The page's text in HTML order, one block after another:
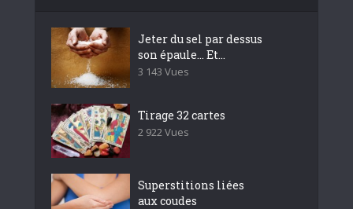
Jeter du sel par dessus
son épaule… Et...
3 143 Vues
Tirage 32 cartes
2 922 Vues
Superstitions liées
aux coudes